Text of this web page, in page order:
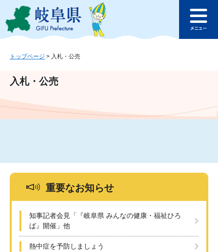
ジ
ュ
文
このページの本文へ
ュ
トップページ > 入札・公売
入札・公売
重要なお知らせ
知事記者会見「『岐阜県 みんなの健康・福祉ひろ
ば』開催」他
熱中症を予防しましょう